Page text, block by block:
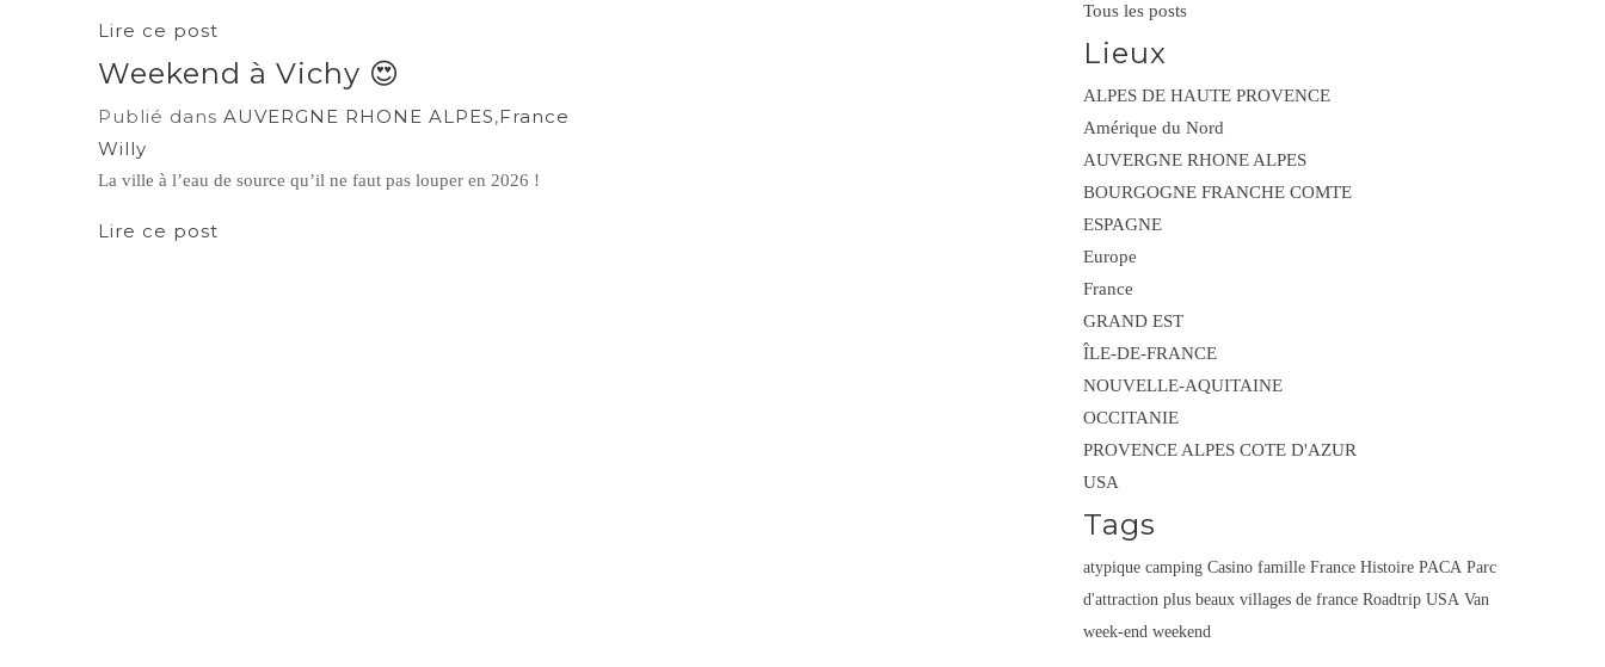
Lire ce post
Weekend à Vichy 😍
Publié dans AUVERGNE RHONE ALPES,France
Willy
La ville à l’eau de source qu’il ne faut pas louper en 2026 !
Lire ce post
Tous les posts
Lieux
ALPES DE HAUTE PROVENCE
Amérique du Nord
AUVERGNE RHONE ALPES
BOURGOGNE FRANCHE COMTE
ESPAGNE
Europe
France
GRAND EST
ÎLE-DE-FRANCE
NOUVELLE-AQUITAINE
OCCITANIE
PROVENCE ALPES COTE D'AZUR
USA
Tags
atypique camping Casino famille France Histoire PACA Parc
d'attraction plus beaux villages de france Roadtrip USA Van
week-end weekend